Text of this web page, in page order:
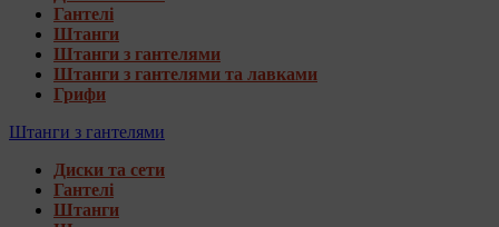
Гантелі
Штанги
Штанги з гантелями
Штанги з гантелями та лавками
Грифи
Штанги з гантелями
Диски та сети
Гантелі
Штанги